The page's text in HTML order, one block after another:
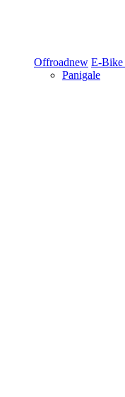
Offroadnew E-Bike
Panigale